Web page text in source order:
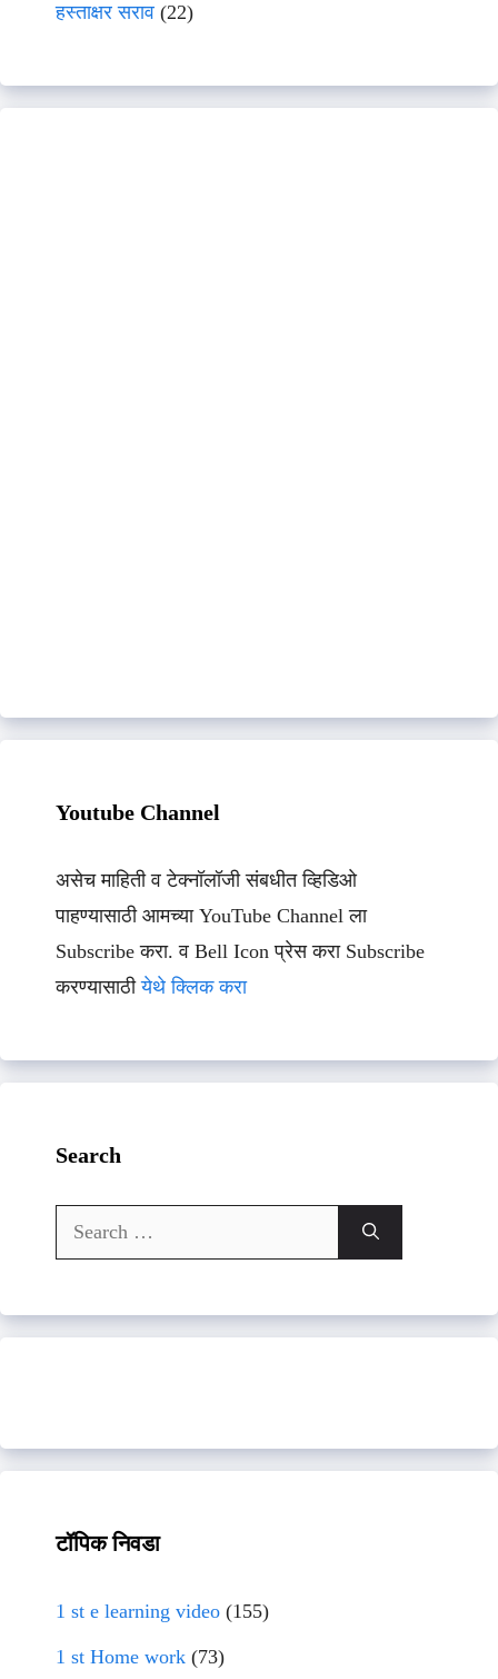
हस्ताक्षर सराव (22)
Youtube Channel
असेच माहिती व टेक्नॉलॉजी संबधीत व्हिडिओ
पाहण्यासाठी आमच्या YouTube Channel ला
Subscribe करा. व Bell Icon प्रेस करा Subscribe
करण्यासाठीयेथे क्लिक करा
Search
Search
for:
टॉपिक निवडा
1 st e learning video (155)
1 st Home work (73)